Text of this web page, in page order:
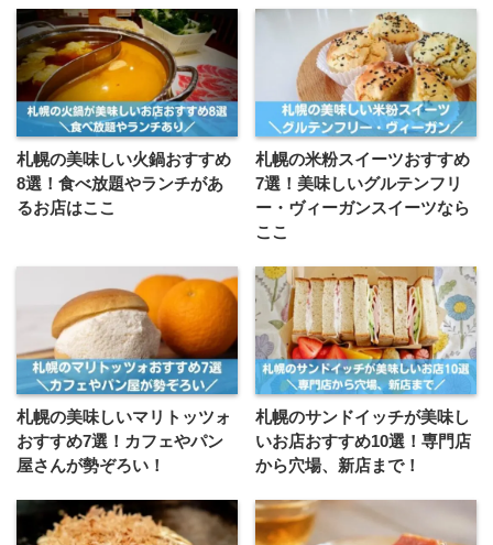
札幌の美味しい火鍋おすすめ
8選！食べ放題やランチがあ
るお店はここ
札幌の米粉スイーツおすすめ
7選！美味しいグルテンフリ
ー・ヴィーガンスイーツなら
ここ
札幌の美味しいマリトッツォ
おすすめ7選！カフェやパン
屋さんが勢ぞろい！
札幌のサンドイッチが美味し
いお店おすすめ10選！専門店
から穴場、新店まで！